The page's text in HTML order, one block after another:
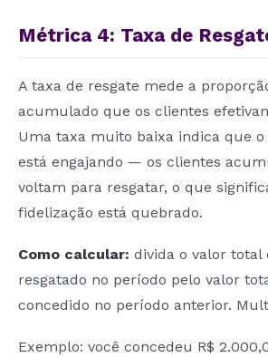
Métrica 4: Taxa de
A taxa de resgate mede a
acumulado que os clientes
Uma taxa muito baixa indica que
está engajando — os clientes
voltam para resgatar, o que
fidelização está quebrado.
Como calcular: divida o valor total
resgatado no período pelo valor
concedido no período anterior.
Exemplo: você concedeu R$